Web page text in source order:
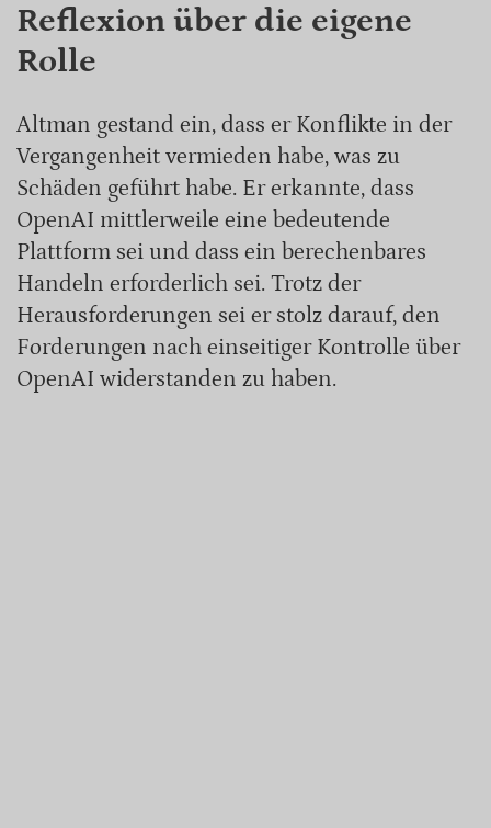
Reflexion über die eigene
Rolle
Altman gestand ein, dass er Konflikte in der
Vergangenheit vermieden habe, was zu
Schäden geführt habe. Er erkannte, dass
OpenAI mittlerweile eine bedeutende
Plattform sei und dass ein berechenbares
Handeln erforderlich sei. Trotz der
Herausforderungen sei er stolz darauf, den
Forderungen nach einseitiger Kontrolle über
OpenAI widerstanden zu haben.